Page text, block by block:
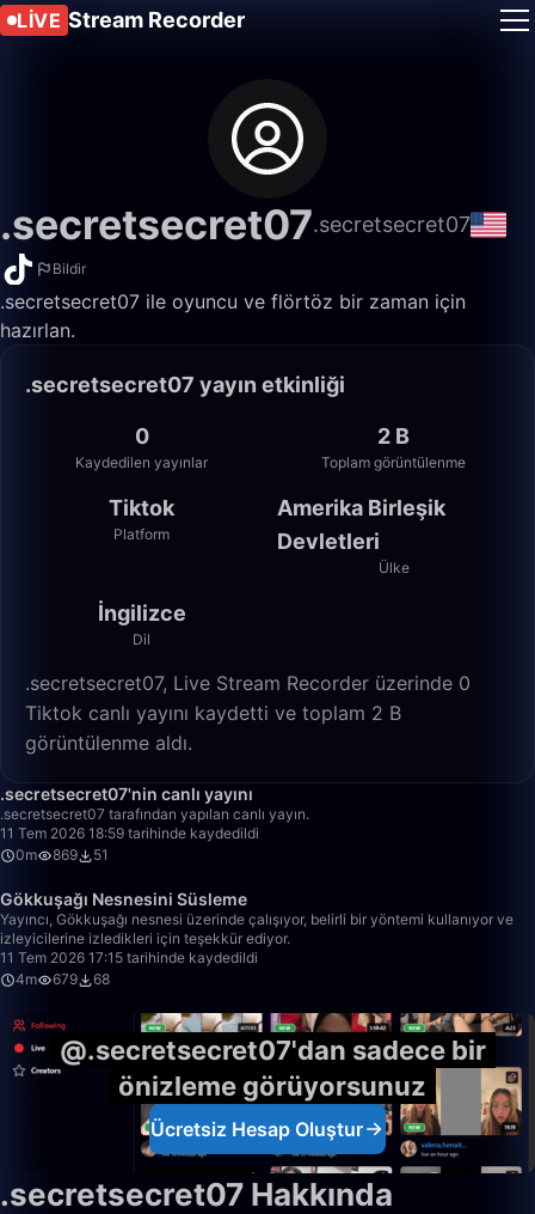
LIVE Stream Recorder
.secretsecret07.secretsecret07
Bildir
.secretsecret07 ile oyuncu ve flörtöz bir zaman için
hazırlan.
.secretsecret07 yayın etkinliği
0
Kaydedilen yayınlar
2 B
Toplam görüntülenme
Tiktok
Platform
Amerika Birleşik
Devletleri
Ülke
İngilizce
Dil
.secretsecret07, Live Stream Recorder üzerinde 0
Tiktok canlı yayını kaydetti ve toplam 2 B
görüntülenme aldı.
.secretsecret07'nin canlı yayını
.secretsecret07 tarafından yapılan canlı yayın.
11 Tem 2026 18:59 tarihinde kaydedildi
0m
869 51
Gökkuşağı Nesnesini Süsleme
Yayıncı, Gökkuşağı nesnesi üzerinde çalışıyor, belirli bir yöntemi kullanıyor ve
izleyicilerine izledikleri için teşekkür ediyor.
11 Tem 2026 17:15 tarihinde kaydedildi
4m
679 68
@.secretsecret07'dan sadece bir
önizleme görüyorsunuz
Ücretsiz Hesap Oluştur
.secretsecret07 Hakkında